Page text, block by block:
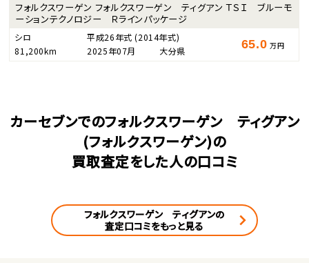
フォルクスワーゲン フォルクスワーゲン ティグアン ＴＳＩ ブルーモ
ーションテクノロジー Ｒラインパッケージ
シロ 平成26年式(2014年式)
81,200km
2025年07月 大分県 65.0 万円
カーセブンでのフォルクスワーゲン ティグアン
(フォルクスワーゲン)の
買取査定をした人の口コミ
フォルクスワーゲン ティグアンの
査定口コミをもっと見る